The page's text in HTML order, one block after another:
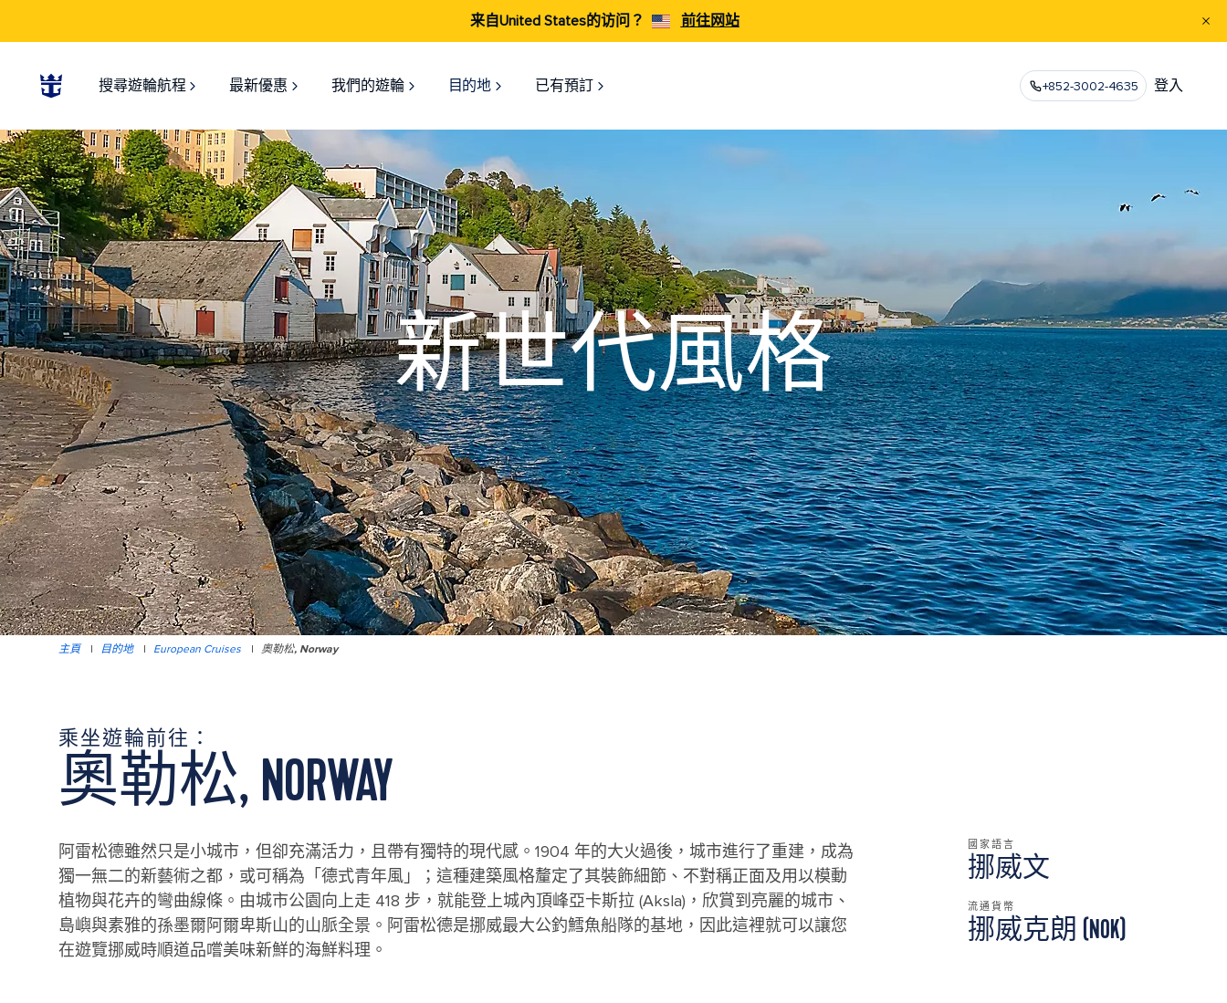
来自United States的访问？ 前往网站
搜尋遊輪航程 最新優惠 我們的遊輪 目的地 已有預訂 +852-3002-4635 登入
新世代風格
主頁 | 目的地 | European Cruises | 奧勒松, Norway
乘坐遊輪前往：
奧勒松, NORWAY
阿雷松德雖然只是小城市，但卻充滿活力，且帶有獨特的現代感。1904 年的大火過後，城市進行了重建，成為
獨一無二的新藝術之都，或可稱為「德式青年風」；這種建築風格釐定了其裝飾細節、不對稱正面及用以模動
植物與花卉的彎曲線條。由城市公園向上走 418 步，就能登上城內頂峰亞卡斯拉 (Aksla)，欣賞到亮麗的城市、
島嶼與素雅的孫墨爾阿爾卑斯山的山脈全景。阿雷松德是挪威最大公釣鱈魚船隊的基地，因此這裡就可以讓您
在遊覽挪威時順道品嚐美味新鮮的海鮮料理。
國家語言
挪威文
流通貨幣
挪威克朗 (NOK)